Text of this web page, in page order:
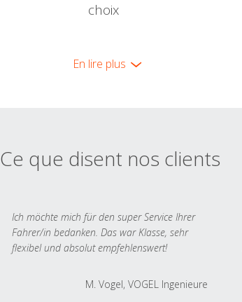
choix
En lire plus
Ce que disent nos clients
Ich möchte mich für den super Service Ihrer
Fahrer/in bedanken. Das war Klasse, sehr
flexibel und absolut empfehlenswert!
M. Vogel, VOGEL Ingenieure